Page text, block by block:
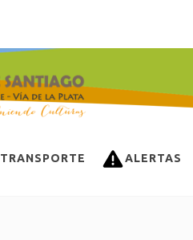
TRANSPORTE ALERTAS